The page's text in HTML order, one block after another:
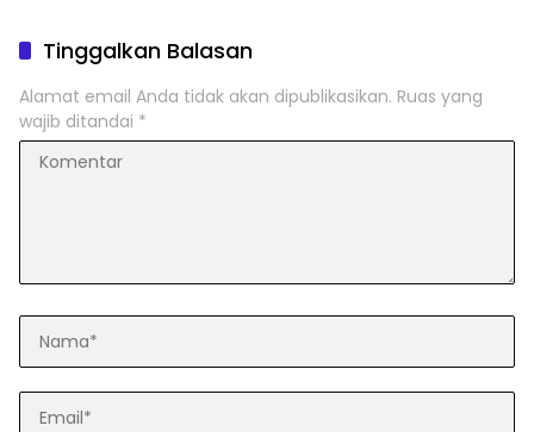
Tinggalkan Balasan
Alamat email Anda tidak akan dipublikasikan. Ruas yang
wajib ditandai *